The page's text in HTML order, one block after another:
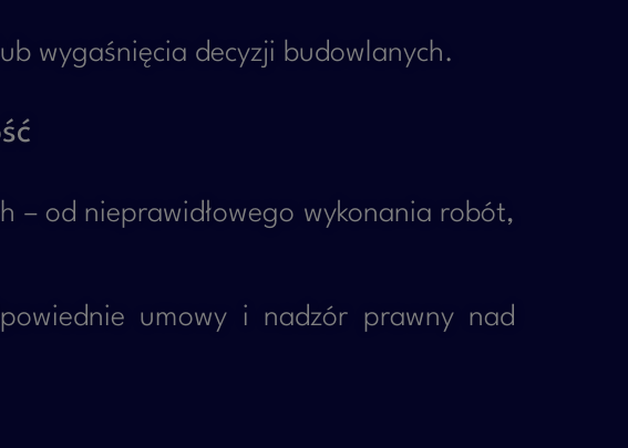
wygaśnięcia decyzji budowlanych.
– od nieprawidłowego wykonania robót,
umowy i nadzór prawny nad